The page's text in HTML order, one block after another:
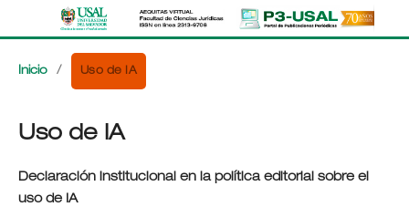
Inicio / Uso de IA
Uso de IA
Declaración institucional en la política editorial sobre el
uso de IA